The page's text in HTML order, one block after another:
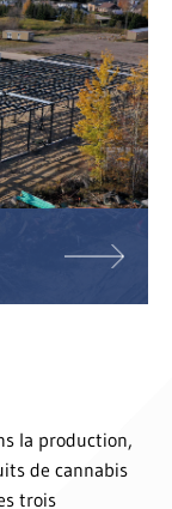
la production,
de cannabis
trois